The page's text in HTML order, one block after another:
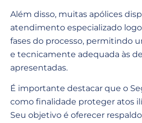
Além disso, muitas apólices
atendimento especializado
fases do processo, permitindo
e tecnicamente adequada às
apresentadas.
É importante destacar que o
como finalidade proteger atos
Seu objetivo é oferecer